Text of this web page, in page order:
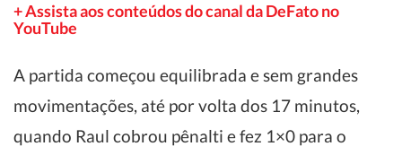
+ Assista aos conteúdos do canal da DeFato no
YouTube
A partida começou equilibrada e sem grandes
movimentações, até por volta dos 17 minutos,
quando Raul cobrou pênalti e fez 1×0 para o